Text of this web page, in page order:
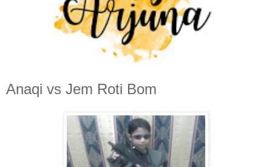
Anaqi vs Jem Roti Bom